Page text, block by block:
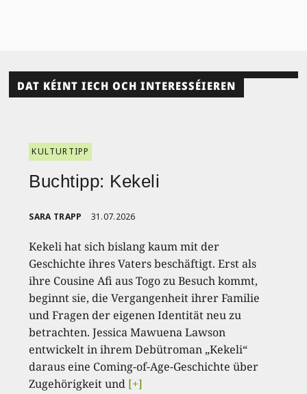
DAT KÉINT IECH OCH INTERESSÉIEREN
KULTURTIPP
Buchtipp: Kekeli
SARA TRAPP 31.07.2026
Kekeli hat sich bislang kaum mit der
Geschichte ihres Vaters beschäftigt. Erst als
ihre Cousine Afi aus Togo zu Besuch kommt,
beginnt sie, die Vergangenheit ihrer Familie
und Fragen der eigenen Identität neu zu
betrachten. Jessica Mawuena Lawson
entwickelt in ihrem Debütroman „Kekeli“
daraus eine Coming-of-Age-Geschichte über
Zugehörigkeit und [+]